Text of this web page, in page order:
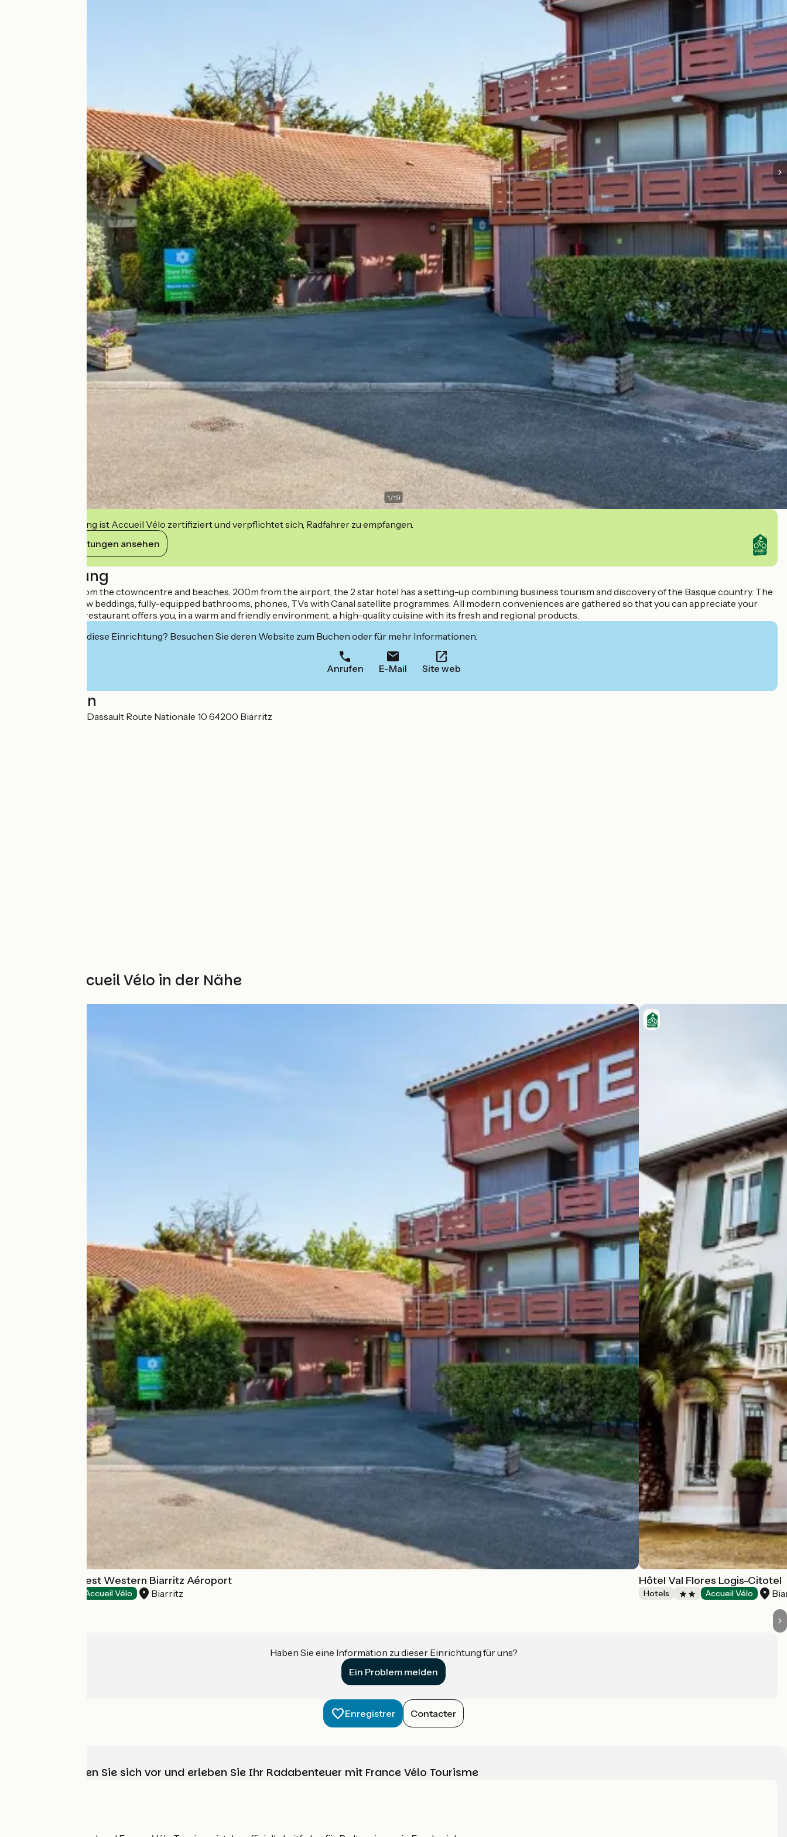
1/19
Diese Einrichtung ist Accueil Vélo zertifiziert und verpflichtet sich, Radfahrer zu empfangen.
Ihre Verpflichtungen ansehen
Beschreibung
Located at 3km from the ctowncentre and beaches, 200m from the airport, the 2 star hotel has a setting-up combining business tourism and discovery of the Basque country. The
75 rooms have new beddings, fully-equipped bathrooms, phones, TVs with Canal satellite programmes. All modern conveniences are gathered so that you can appreciate your
stay. The Amarys restaurant offers you, in a warm and friendly environment, a high-quality cuisine with its fresh and regional products.
Interessiert Sie diese Einrichtung? Besuchen Sie deren Website zum Buchen oder für mehr Informationen.
Anrufen E-Mail Site web
Localisation
Boulevard Marcel Dassault Route Nationale 10 64200 Biarritz
Weitere Accueil Vélo in der Nähe
Sure Hotel by Best Western Biarritz Aéroport
Accueil Vélo Biarritz
Hôtel Val Flores Logis-Citotel
Hotels Accueil Vélo
Haben Sie eine Information zu dieser Einrichtung für uns?
Ein Problem melden
Enregistrer Contacter
Wählen, bereiten Sie sich vor und erleben Sie Ihr Radabenteuer mit France Vélo Tourisme